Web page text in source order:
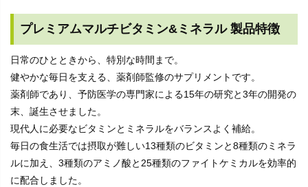
プレミアムマルチビタミン&ミネラル 製品特徴
日常のひとときから、特別な時間まで。
健やかな毎日を支える、薬剤師監修のサプリメントです。
薬剤師であり、予防医学の専門家による15年の研究と3年の開発の
末、誕生させました。
現代人に必要なビタミンとミネラルをバランスよく補給。
毎日の食生活では摂取が難しい13種類のビタミンと8種類のミネラ
ルに加え、3種類のアミノ酸と25種類のファイトケミカルを効率的
に配合しました。